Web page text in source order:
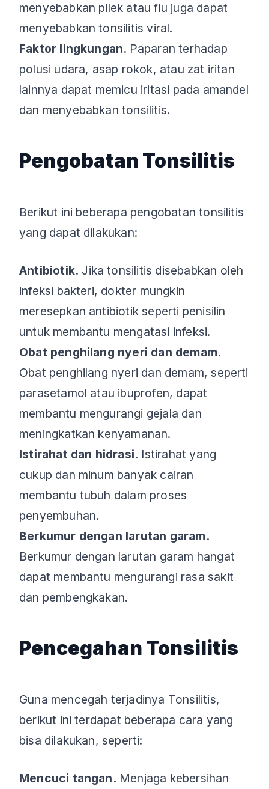
menyebabkan pilek atau flu juga dapat
menyebabkan tonsilitis viral.
Faktor lingkungan. Paparan terhadap
polusi udara, asap rokok, atau zat iritan
lainnya dapat memicu iritasi pada amandel
dan menyebabkan tonsilitis.
Pengobatan Tonsilitis
Berikut ini beberapa pengobatan tonsilitis
yang dapat dilakukan:
Antibiotik. Jika tonsilitis disebabkan oleh
infeksi bakteri, dokter mungkin
meresepkan antibiotik seperti penisilin
untuk membantu mengatasi infeksi.
Obat penghilang nyeri dan demam.
Obat penghilang nyeri dan demam, seperti
parasetamol atau ibuprofen, dapat
membantu mengurangi gejala dan
meningkatkan kenyamanan.
Istirahat dan hidrasi. Istirahat yang
cukup dan minum banyak cairan
membantu tubuh dalam proses
penyembuhan.
Berkumur dengan larutan garam.
Berkumur dengan larutan garam hangat
dapat membantu mengurangi rasa sakit
dan pembengkakan.
Pencegahan Tonsilitis
Guna mencegah terjadinya Tonsilitis,
berikut ini terdapat beberapa cara yang
bisa dilakukan, seperti:
Mencuci tangan. Menjaga kebersihan